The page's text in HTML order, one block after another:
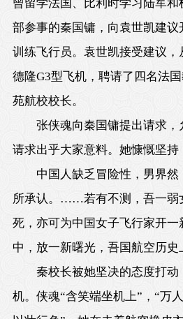
曾留学法国、比利时学习陆军
部参事的秦国镛，向袁世凯建议
训练飞行员。袁世凯接受建议
德隆G3型飞机，聘请了四名法
苑航校校长。
张侠魂向秦国镛提出请求
请求出乎大家意料。她慷慨坚持
中国人缺乏冒险性，男界然
所承认。……若有不测，吾一弱
死，亦可为中国女子飞行家开一
中，放一新曙光，吾国航空历
秦校长被她坚决的态度打
机。侠魂“含笑端坐机上”，“万